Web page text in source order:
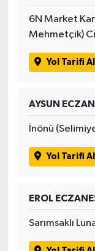
6N Market
Mehmetçik)
Yol Tarifi Al
AYSUN
İnönü
Yol Tarifi Al
EROL
Sarımsaklı